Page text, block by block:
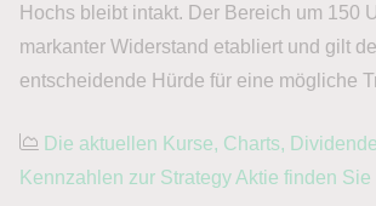
Hochs bleibt intakt. Der Bereich um 150
markanter Widerstand etabliert und gilt
entscheidende Hürde für eine mögliche
Die aktuellen Kurse, Charts,
Kennzahlen zur Strategy Aktie finden Sie